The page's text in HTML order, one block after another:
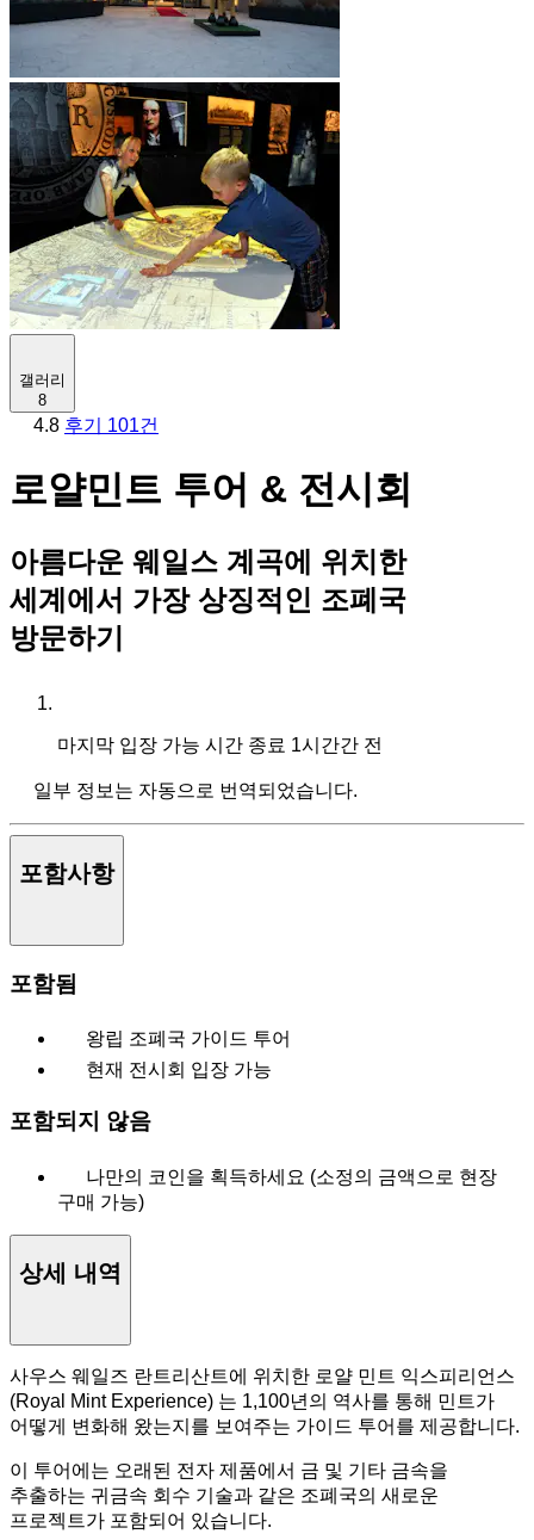
갤러리
8
4.8 후기 101건
로얄민트 투어 & 전시회
아름다운 웨일스 계곡에 위치한
세계에서 가장 상징적인 조폐국
방문하기
마지막 입장 가능 시간 종료 1시간간 전
일부 정보는 자동으로 번역되었습니다.
포함사항
포함됨
왕립 조폐국 가이드 투어
현재 전시회 입장 가능
포함되지 않음
나만의 코인을 획득하세요 (소정의 금액으로 현장
구매 가능)
상세 내역
사우스 웨일즈 란트리산트에 위치한 로얄 민트 익스피리언스
(Royal Mint Experience) 는 1,100년의 역사를 통해 민트가
어떻게 변화해 왔는지를 보여주는 가이드 투어를 제공합니다.
이 투어에는 오래된 전자 제품에서 금 및 기타 금속을
추출하는 귀금속 회수 기술과 같은 조폐국의 새로운
프로젝트가 포함되어 있습니다.